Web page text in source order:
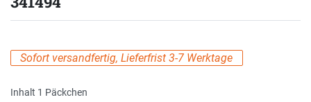
Sofort versandfertig, Lieferfrist 3-7 Werktage
Inhalt 1 Päckchen